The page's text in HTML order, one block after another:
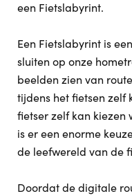
een Fietslabyrint.
Een Fietslabyrint is
sluiten op onze
beelden zien van
tijdens het fietsen zelf
fietser zelf kan
is er een enorme
de leefwereld van de
Doordat de digitale